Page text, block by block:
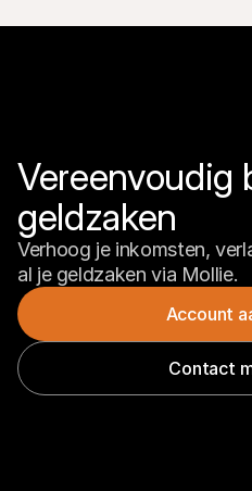
Vereenvoudig
geldzaken
Verhoog je inkomsten,
al je geldzaken via Mollie.
Account
Contact